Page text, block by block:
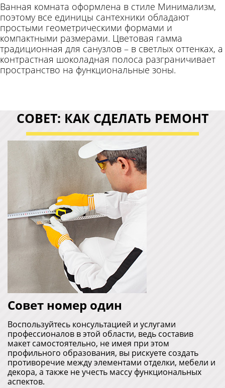
Ванная комната оформлена в стиле Минимализм,
поэтому все единицы сантехники обладают
простыми геометрическими формами и
компактными размерами. Цветовая гамма
традиционная для санузлов – в светлых оттенках, а
контрастная шоколадная полоса разграничивает
пространство на функциональные зоны.
СОВЕТ: КАК СДЕЛАТЬ РЕМОНТ
Совет номер один
Воспользуйтесь консультацией и услугами
профессионалов в этой области, ведь составив
макет самостоятельно, не имея при этом
профильного образования, вы рискуете создать
противоречие между элементами отделки, мебели и
декора, а также не учесть массу функциональных
аспектов.